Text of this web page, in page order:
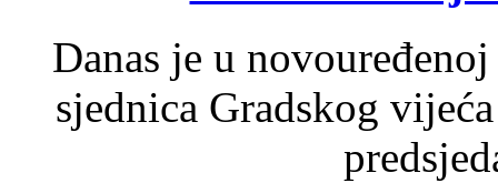
Danas je u
sjednica Gradskog